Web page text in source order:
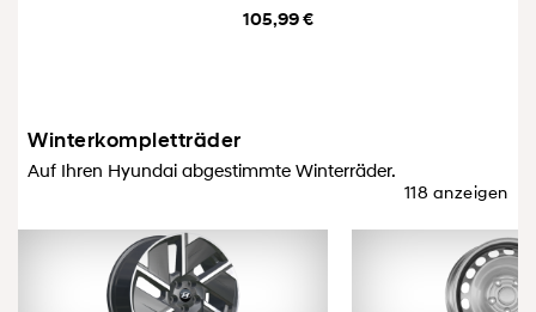
105,99 €
Winterkompletträder
Auf Ihren Hyundai abgestimmte Winterräder.
118 anzeigen